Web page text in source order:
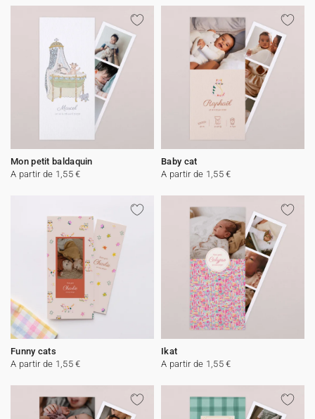
Mon petit baldaquin
A partir de 1,55 €
Baby cat
A partir de 1,55 €
Funny cats
A partir de 1,55 €
Ikat
A partir de 1,55 €